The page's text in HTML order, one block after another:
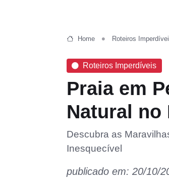
Home Roteiros
Roteiros Imperdíveis
Praia em
Natural
Descubra as
Inesquecível
publicado em: 20/10/